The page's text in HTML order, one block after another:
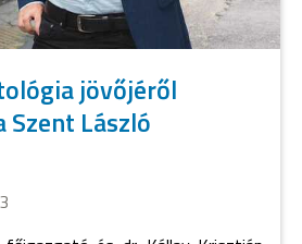
jövőjéről
László